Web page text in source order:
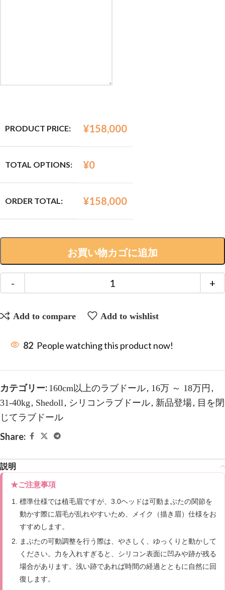
PRODUCT PRICE: ¥158,000
TOTAL OPTIONS: ¥0
ORDER TOTAL: ¥158,000
お買い物カゴに追加
Add to compare Add to wishlist
82 People watching this product now!
カテゴリー: 160cm以上のラブドール, 16万 ～ 18万円 ,
31-40kg , Shedoll, シリコンラブドール, 新品登場, 目を閉
じてラブドール
Share:
説明
★ご注意事項
標準仕様では植毛眉ですが、3.0ヘッドは可動まぶたの関節を
動かす際に眉毛が乱れやすいため、メイク（描き眉）仕様をお
すすめします。
まぶたの可動調整を行う際は、やさしく、ゆっくりと動かして
ください。力を入れすぎると、シリコン表面に凹みや跡が残る
場合があります。浅い跡であれば時間の経過とともに自然に回
復します。